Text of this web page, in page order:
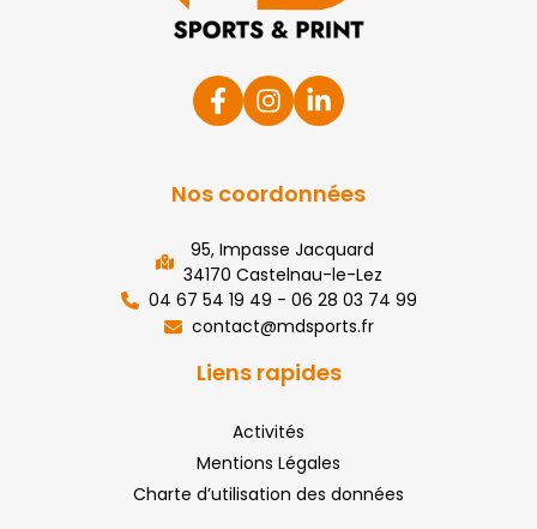
Nos coordonnées
95, Impasse Jacquard
34170 Castelnau-le-Lez
04 67 54 19 49 - 06 28 03 74 99
contact@mdsports.fr
Liens rapides
Activités
Mentions Légales
Charte d’utilisation des données